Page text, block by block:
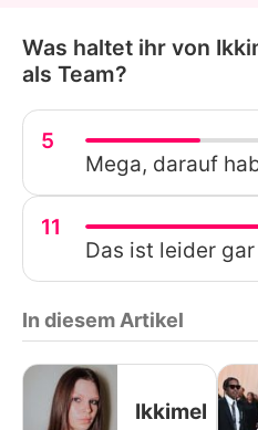
Was haltet ihr von
als Team?
5
Mega, darauf
11
Das ist leider
In diesem Artikel
Ikkimel